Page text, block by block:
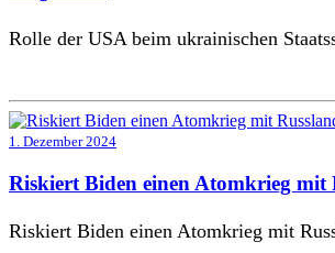
Rolle der USA beim ukrainischen
1. Dezember 2024
Riskiert Biden einen Atomkrieg mit
Riskiert Biden einen Atomkrieg mit